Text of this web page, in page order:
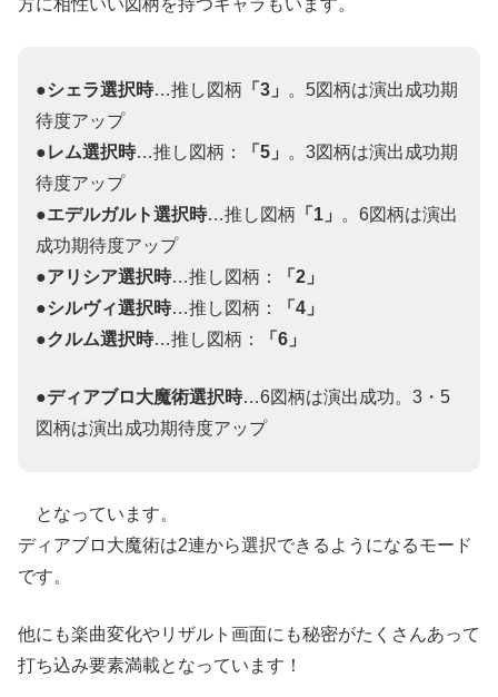
●シェラ選択時…推し図柄 「3」
。5図柄は演出成功期
待度アップ
●レム選択時…推し図柄： 「5」
。3図柄は演出成功期
待度アップ
●エデルガルト選択時…推し図柄 「1」
。6図柄は演出
成功期待度アップ
●アリシア選択時…推し図柄：
「2」
●シルヴィ選択時…推し図柄：
「4」
●クルム選択時…推し図柄： 「6」
●ディアブロ大魔術選択時…6図柄は演出成功。3・5
図柄は演出成功期待度アップ
となっています。
ディアブロ大魔術は2連から選択できるようになるモード
です。
他にも楽曲変化やリザルト画面にも秘密がたくさんあって
打ち込み要素満載となっています！